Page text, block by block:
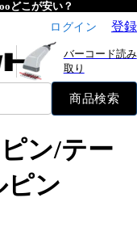
どこが安い？
ログイン 登録
バーコード読み
取り
商品検索
ン/テー
ピン